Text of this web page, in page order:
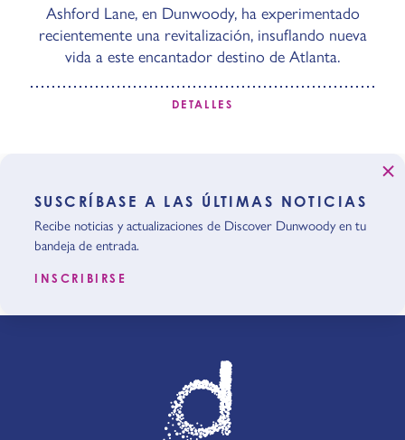
Ashford Lane, en Dunwoody, ha experimentado
recientemente una revitalización, insuflando nueva
vida a este encantador destino de Atlanta.
DETALLES
SUSCRÍBASE A LAS ÚLTIMAS NOTICIAS
Recibe noticias y actualizaciones de Discover Dunwoody en tu
bandeja de entrada.
INSCRIBIRSE